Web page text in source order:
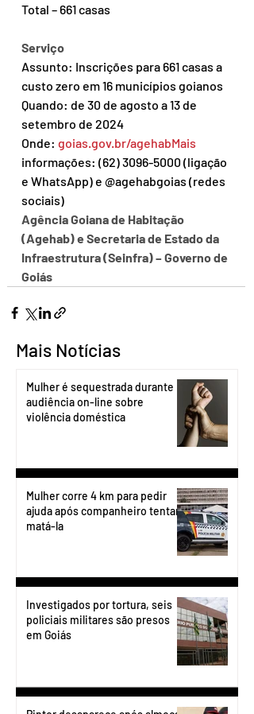
Total – 661 casas
Serviço
Assunto: Inscrições para 661 casas a
custo zero em 16 municípios goianos
Quando: de 30 de agosto a 13 de
setembro de 2024
Onde: goias.gov.br/agehabMais
informações: (62) 3096-5000 (ligação
e WhatsApp) e @agehabgoias (redes
sociais)
Agência Goiana de Habitação
(Agehab) e Secretaria de Estado da
Infraestrutura (Seinfra) – Governo de
Goiás
Mais Notícias
Mulher é sequestrada durante
audiência on-line sobre
violência doméstica
Mulher corre 4 km para pedir
ajuda após companheiro tentar
matá-la
Investigados por tortura, seis
policiais militares são presos
em Goiás